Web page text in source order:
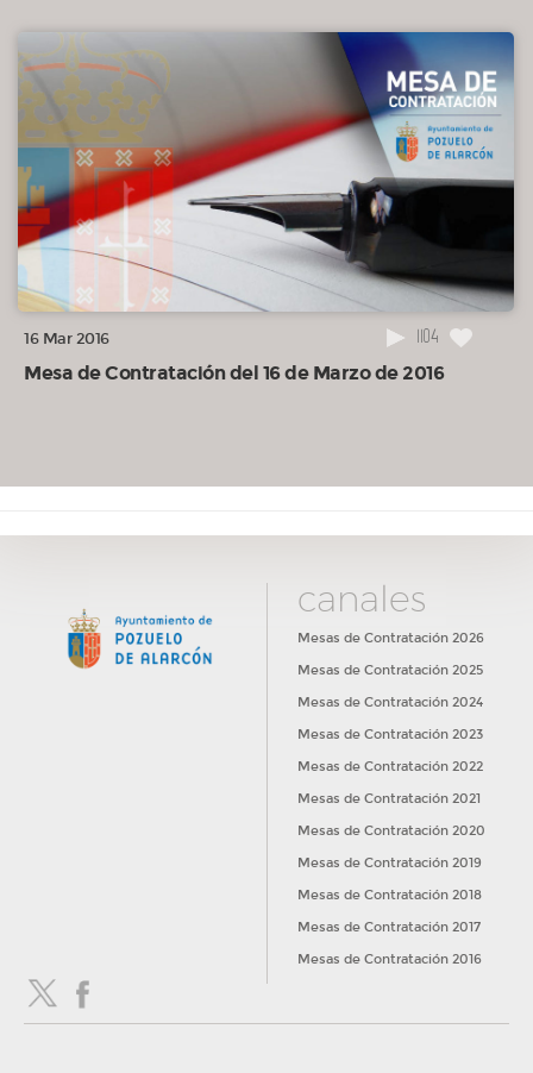
16 Mar 2016 1104
Mesa de Contratación del 16 de Marzo de 2016
canales
Mesas de Contratación 2026
Mesas de Contratación 2025
Mesas de Contratación 2024
Mesas de Contratación 2023
Mesas de Contratación 2022
Mesas de Contratación 2021
Mesas de Contratación 2020
Mesas de Contratación 2019
Mesas de Contratación 2018
Mesas de Contratación 2017
Mesas de Contratación 2016